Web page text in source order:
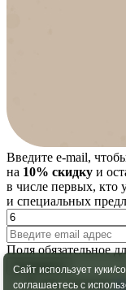
Введите e-mail,
на 10% скидку и
в числе первых, кто
и специальных
Поля обязательное
Отправить
Я даю согласие
Сайт использует куки/
соглашаетесь с